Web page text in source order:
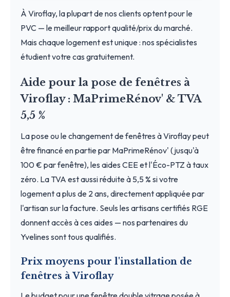
À Viroflay, la plupart de nos clients optent pour le
PVC — le meilleur rapport qualité/prix du marché.
Mais chaque logement est unique : nos spécialistes
étudient votre cas gratuitement.
Aide pour la pose de fenêtres à
Viroflay : MaPrimeRénov' & TVA
5,5 %
La pose ou le changement de fenêtres à Viroflay peut
être financé en partie par MaPrimeRénov' (jusqu'à
100 € par fenêtre), les aides CEE et l'Éco-PTZ à taux
zéro. La TVA est aussi réduite à 5,5 % si votre
logement a plus de 2 ans, directement appliquée par
l'artisan sur la facture. Seuls les artisans certifiés RGE
donnent accès à ces aides — nos partenaires du
Yvelines sont tous qualifiés.
Prix moyens pour l'installation de
fenêtres à Viroflay